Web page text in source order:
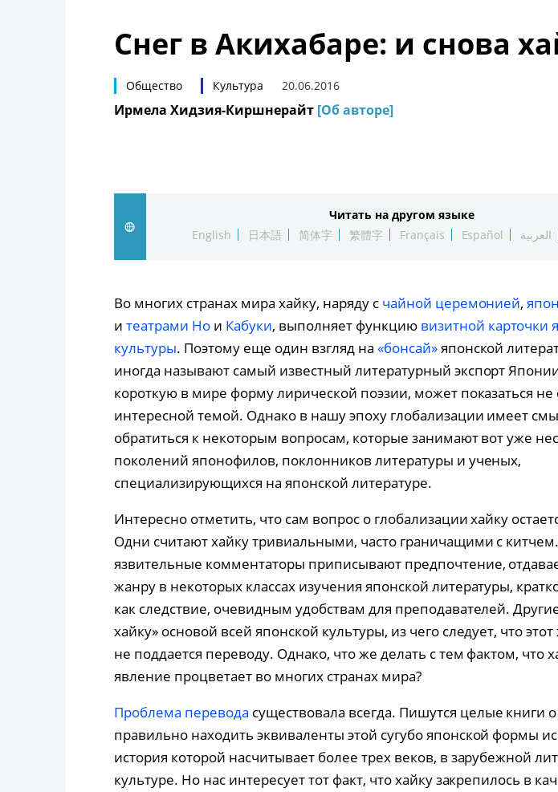
Снег в Акихабаре: и снова
Общество Культура 20.06.2016
Ирмела Хидзия-Киршнерайт [Об авторе]
Читать на другом языке
English
日本語 简体字 繁體字 Français Español العربية
Во многих странах мира хайку, наряду с чайной церемонией,
и театрами Нои Кабуки, выполняет функцию визитной карточки
культуры. Поэтому еще один взгляд на «бонсай»японской
иногда называют самый известный литературный экспорт
короткую в мире форму лирической поэзии, может показаться
интересной темой. Однако в нашу эпоху глобализации имеет
обратиться к некоторым вопросам, которые занимают вот уже
поколений японофилов, поклонников литературы и ученых,
специализирующихся на японской литературе.
Интересно отметить, что сам вопрос о глобализации хайку
Одни считают хайку тривиальными, часто граничащими с
язвительные комментаторы приписывают предпочтение,
жанру в некоторых классах изучения японской литературы,
как следствие, очевидным удобствам для преподавателей.
хайку» основой всей японской культуры, из чего следует, что
не поддается переводу. Однако, что же делать с тем фактом, что
явление процветает во многих странах мира?
Проблема перевода существовала всегда. Пишутся целые книги
правильно находить эквиваленты этой сугубо японской формы
история которой насчитывает более трех веков, в зарубежной
культуре. Но нас интересует тот факт, что хайку закрепилось в